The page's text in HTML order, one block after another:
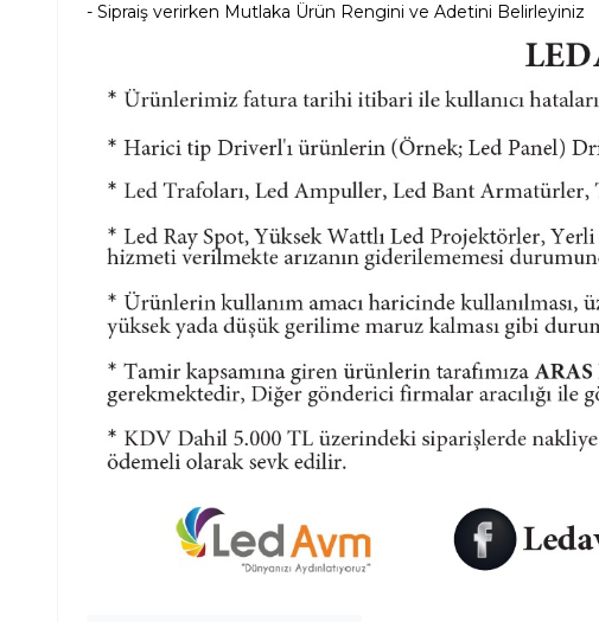
- Sipraiş verirken Mutlaka Ürün Rengini ve Adetini Belirleyiniz